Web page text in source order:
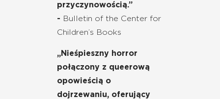
przyczynowością.”
- Bulletin of the Center for
Children’s Books
„Nieśpieszny horror
połączony z queerową
opowieścią o
dojrzewaniu, oferujący